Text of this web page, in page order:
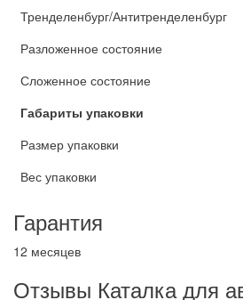
Тренделенбург/Антитренделенбург
Разложенное состояние
Сложенное состояние
Габариты упаковки
Размер упаковки
Вес упаковки
Гарантия
12 месяцев
Отзывы Каталка для